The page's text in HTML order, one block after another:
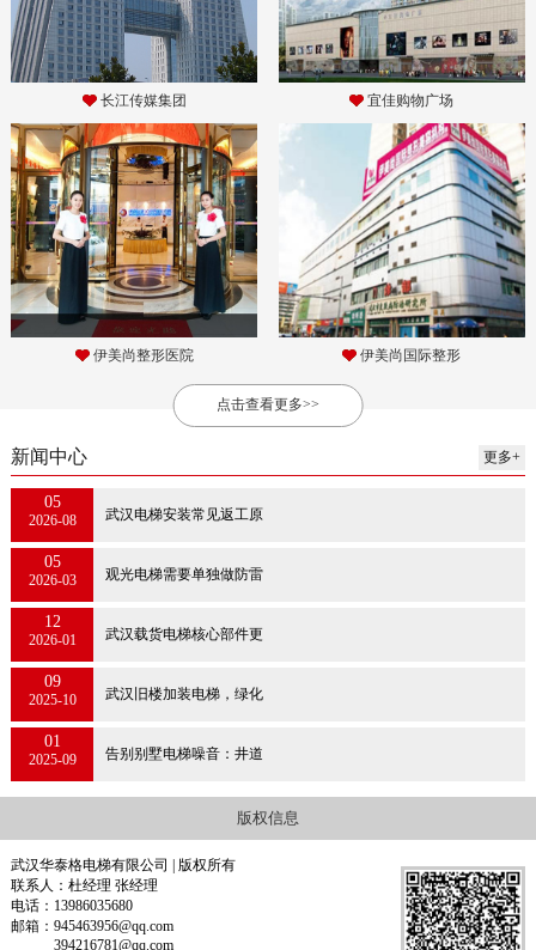
长江传媒集团 宜佳购物广场
伊美尚整形医院 伊美尚国际整形
点击查看更多>>
新闻中心 更多+
05
2026-08 武汉电梯安装常见返工原
05
2026-03 观光电梯需要单独做防雷
12
2026-01 武汉载货电梯核心部件更
09
2025-10 武汉旧楼加装电梯，绿化
01
2025-09 告别别墅电梯噪音：井道
版权信息
武汉华泰格电梯有限公司 | 版权所有
联系人：杜经理 张经理
电话：13986035680
邮箱：945463956@qq.com
394216781@qq.com